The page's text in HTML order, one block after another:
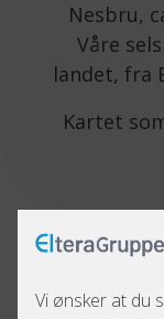
Nesbru,
Våre
landet, fra
Kartet